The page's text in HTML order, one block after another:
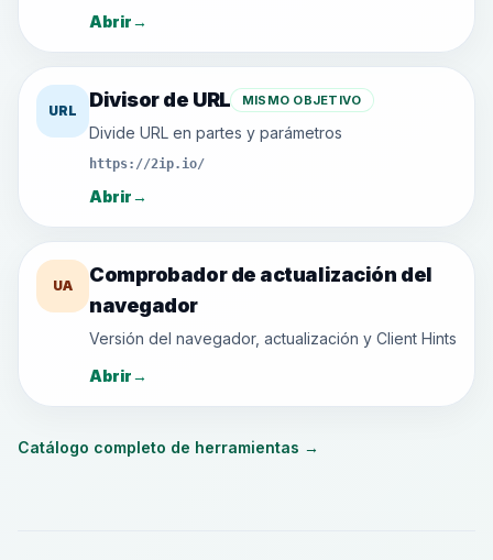
Abrir→
URL Divisor de URL MISMO OBJETIVO
Divide URL en partes y parámetros
https://2ip.io/
Abrir→
UA
Comprobador de actualización del
navegador
Versión del navegador, actualización y Client Hints
Abrir→
Catálogo completo de herramientas →